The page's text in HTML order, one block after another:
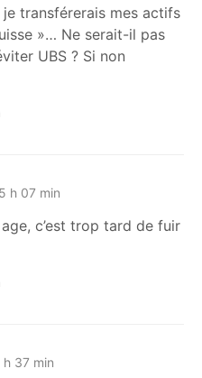
je transférerais mes actifs
»… Ne serait-il pas
UBS ? Si non
h 07 min
c’est trop tard de fuir
37 min